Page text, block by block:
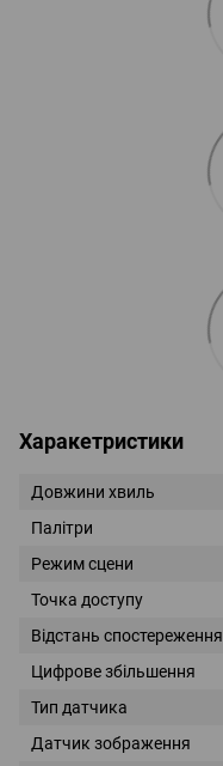
Харакетристики
Довжини хвиль
Палітри
Режим сцени
Точка доступу
Відстань спостереження
Цифрове збільшення
Тип датчика
Датчик зображення